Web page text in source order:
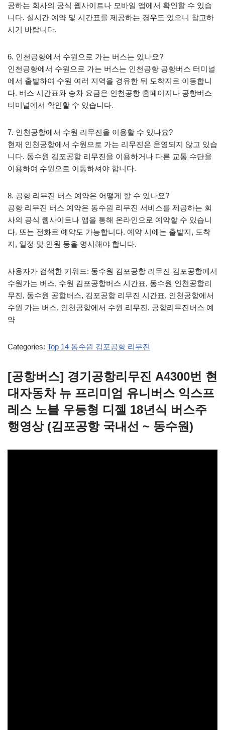
공하는 회사의 공식 웹사이트나 모바일 앱에서 확인할 수 있습
니다. 실시간 예약 및 시간표를 제공하는 경우도 있으니 참고하
시기 바랍니다.
6. 인천공항에서 수원으로 가는 버스는 있나요?
인천공항에서 수원으로 가는 버스는 인천공항 공항버스 터미널
에서 출발하여 수원 여러 지역을 경유한 뒤 도착지로 이동합니
다. 버스 시간표와 승차 요금은 인천공항 홈페이지나 공항버스
터미널에서 확인할 수 있습니다.
7. 인천공항에서 수원 리무진을 이용할 수 있나요?
현재 인천공항에서 수원으로 가는 리무진은 운영되지 않고 있습
니다. 동수원 김포공항 리무진을 이용하거나 다른 교통 수단을
이용하여 수원으로 이동하셔야 합니다.
8. 공항 리무진 버스 예약은 어떻게 할 수 있나요?
공항 리무진 버스 예약은 동수원 리무진 서비스를 제공하는 회
사의 공식 웹사이트나 앱을 통해 온라인으로 예약할 수 있습니
다. 또는 전화로 예약도 가능합니다. 예약 시에는 출발지, 도착
지, 일정 및 인원 등을 명시해야 합니다.
사용자가 검색한 키워드: 동수원 김포공항 리무진 김포공항에서
수원가는 버스, 수원 김포공항버스 시간표, 동수원 인천공항리
무진, 동수원 공항버스, 김포공항 리무진 시간표, 인천공항에서
수원 가는 버스, 인천공항에서 수원 리무진, 공항리무진버스 예
약
Categories: Top 14 동수원 김포공항 리무진
[공항버스] 경기공항리무진 A4300번 현
대자동차 뉴 프리미엄 유니버스 익스프
레스 노블 우등형 디젤 18년식 버스주
행영상 (김포공항 국내선 ~ 동수원)